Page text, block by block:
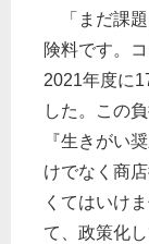
「まだ課題
険料です。
2021年度に
した。この
『生きがい
けでなく商
くてはいけ
て、政策化